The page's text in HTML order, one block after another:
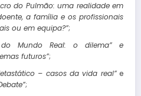
do Pulmão: uma realidade em
a família e os profissionais
ou em equipa?”;
do Mundo Real: o dilema” e
futuros”;
– casos da vida real”e
;